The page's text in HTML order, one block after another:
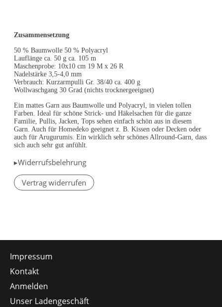
Zusammensetzung
50 % Baumwolle 50 % Polyacryl
Lauflänge ca. 50 g ca. 105 m
Maschenprobe: 10x10 cm 19 M x 26 R
Nadelstärke 3,5-4,0 mm
Verbrauch: Kurzarmpulli Gr. 38/40 ca. 400 g
Wollwaschgang 30 Grad (nichts trocknergeeignet)
Ein mattes Garn aus Baumwolle und Polyacryl, in vielen tollen
Farben. Ideal für schöne Strick- und Häkelsachen für die ganze
Familie, Pullis, Jacken, Tops sehen einfach schön aus in diesem
Garn. Auch für Homedeko geeignet z. B. Kissen oder Decken oder
auch für Arugurumis. Ein wirklich sehr schönes Allround-Garn, dass
sich auch sehr gut anfühlt.
▸Widerrufsbelehrung
Vertrag widerrufen
Impressum
Kontakt
Anmelden
Unser Ladengeschäft